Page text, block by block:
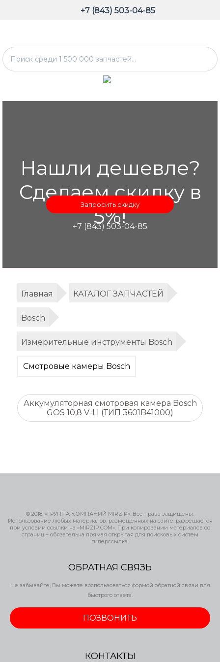
+7 (843) 503-04-85
Нашли дешевле?
Сделаем скидку в
5%!
Запросить скидку
+7 (843) 503-04-85
Главная КАТАЛОГ ЗАПЧАСТЕЙ
Bosch
Измерительные инструменты Bosch
Смотровые камеры Bosch
Аккумуляторная смотровая камера Bosch
GOS 10,8 V-LI (ТИП 3601B41000)
© 2018, «ГРУППА КОМПАНИЙ MIRZIP». Все права защищены.
Использование любых материалов, размещённых на сайте, разрешается
при условии ссылки на «MIRZIP.COM». При копировании материалов со
страниц – обязательна прямая открытая для поисковых систем
гиперссылка.
ОБРАТНАЯ СВЯЗЬ
Не забывайте, Вы можете воспользоваться формой обратной связи для
быстрого ответа.
ПОЗВОНИТЬ
КОНТАКТЫ